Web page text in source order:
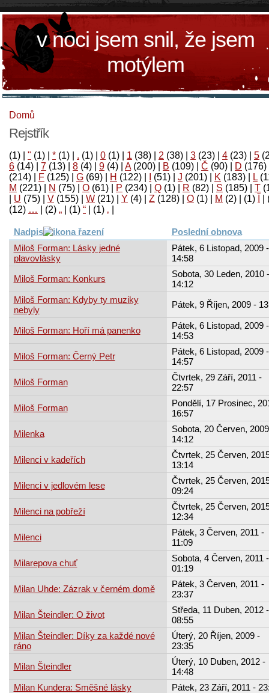
v noci jsem snil, že jsem
motýlem
Domů
Rejstřík
(1) " (1) * (1) . (1) 0 (1) 1 (38) 2 (38) 3 (23) 4 (23) 5
6 (14) 7 (13) 8 (4) 9 (4) A(200) B (109) Č (90) D (176)
(214)
F (125) G (69) H (122) (51) J (201) K (183) L
M (221) N (75) O (61) P (234) Q (1) R (82) S (185) T
U (75) V (155) W (21) Y (4) Z (128) Ο (1) М (2)
(1)
‚
(1)
“
(1)
„
(2)
…
(12)
Nadpis
Poslední obnova
Miloš Forman: Lásky jedné
plavovlásky
Pátek, 6 Listopad, 2009 -
14:58
Miloš Forman: Konkurs
Sobota, 30 Leden, 2010 -
14:12
Miloš Forman: Kdyby ty muziky
nebyly
Pátek, 9 Říjen, 2009 -
Miloš Forman: Hoří má panenko
Pátek, 6 Listopad, 2009 -
14:53
Miloš Forman: Černý Petr
Pátek, 6 Listopad, 2009 -
14:57
Miloš Forman
Čtvrtek, 29 Září, 2011 -
22:57
Miloš Forman
Pondělí, 17 Prosinec,
16:57
Milenka
Sobota, 20 Červen,
14:12
Milenci v kadeřích
Čtvrtek, 25 Červen,
13:14
Milenci v jedlovém lese
Čtvrtek, 25 Červen,
09:24
Milenci na pobřeží
Čtvrtek, 25 Červen,
12:34
Milenci
Pátek, 3 Červen, 2011 -
11:09
Milarepova chuť
Sobota, 4 Červen, 2011 -
01:19
Milan Uhde: Zázrak v černém domě
Pátek, 3 Červen, 2011 -
23:37
Milan Šteindler: O život
Středa, 11 Duben, 2012 -
08:55
Milan Šteindler: Díky za každé nové
ráno
Úterý, 20 Říjen, 2009 -
23:35
Milan Šteindler
Úterý, 10 Duben, 2012 -
14:48
Milan Kundera: Směšné lásky
Pátek, 23 Září, 2011 -